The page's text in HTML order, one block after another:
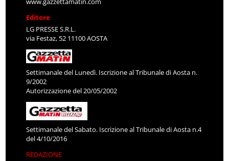
Editore
LG PRESSE S.R.L.
via Festaz, 52 11100 AOSTA
Settimanale del Lunedì. Iscrizione al Tribunale di Aosta n.
9/2002
Autorizzazione del 20/05/2002
Settimanale del Sabato. Iscrizione al Tribunale di Aosta n.4
del 4/10/2016
REDAZIONE